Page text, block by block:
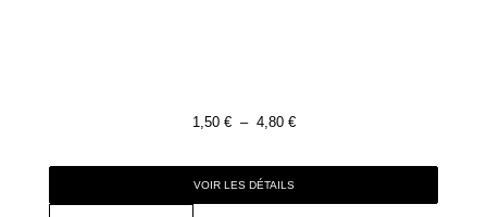
1,50 € – 4,80 €
VOIR LES DÉTAILS